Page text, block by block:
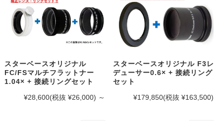
スターベースオリジナル
FC/FSマルチフラットナー
1.04× + 接続リングセット
¥28,600(税抜 ¥26,000) ～
スターベースオリジナル F3レ
デューサー0.6× + 接続リング
セット
¥179,850(税抜 ¥163,500)